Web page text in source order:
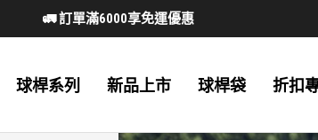
🚛 訂單滿6000享免運優惠
球桿系列 新品上市 球桿袋 折扣